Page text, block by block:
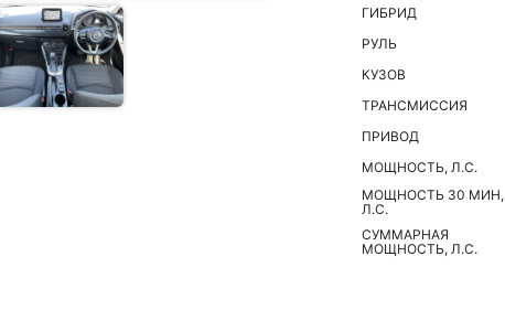
ГИБРИД
РУЛЬ
КУЗОВ
ТРАНСМИССИЯ
ПРИВОД
МОЩНОСТЬ, Л.С.
МОЩНОСТЬ 30 МИН,
Л.С.
СУММАРНАЯ
МОЩНОСТЬ, Л.С.